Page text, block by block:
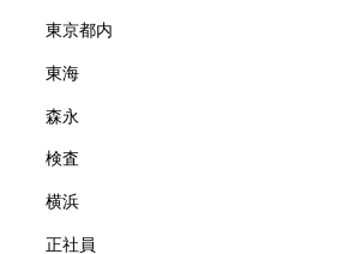
東京都内
東海
森永
検査
横浜
正社員